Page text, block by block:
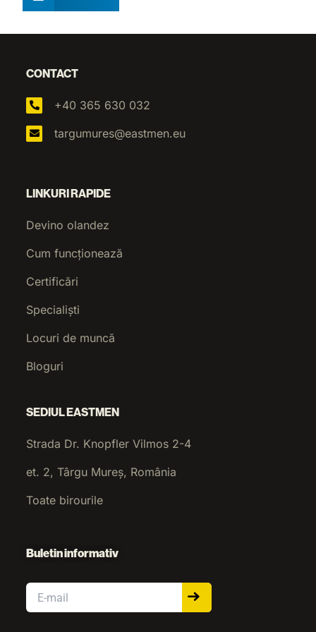
CONTACT
+40 365 630 032
targumures@eastmen.eu
LINKURI RAPIDE
Devino olandez
Cum funcționează
Certificări
Specialiști
Locuri de muncă
Bloguri
SEDIUL EASTMEN
Strada Dr. Knopfler Vilmos 2-4
et. 2, Târgu Mureș, România
Toate birourile
Buletin informativ
Email